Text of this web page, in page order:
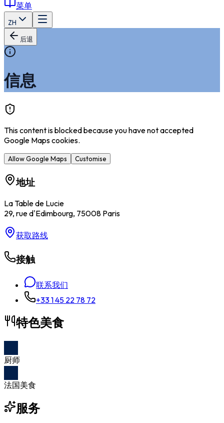
菜单
ZH
后退
信息
This content is blocked because you have not accepted
Google Maps cookies.
Allow Google Maps Customise
地址
La Table de Lucie
29, rue d'Edimbourg, 75008 Paris
获取路线
接触
联系我们
+33 1 45 22 78 72
特色美食
厨师
法国美食
服务